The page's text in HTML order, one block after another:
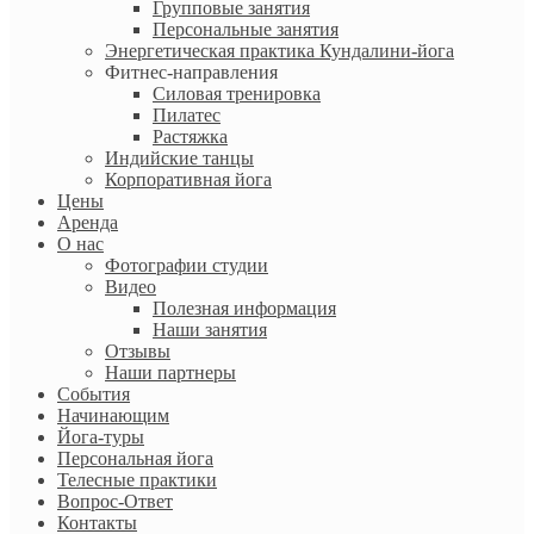
Групповые занятия
Персональные занятия
Энергетическая практика Кундалини-йога
Фитнес-направления
Силовая тренировка
Пилатес
Растяжка
Индийские танцы
Корпоративная йога
Цены
Аренда
О нас
Фотографии студии
Видео
Полезная информация
Наши занятия
Отзывы
Наши партнеры
События
Начинающим
Йога-туры
Персональная йога
Телесные практики
Вопрос-Ответ
Контакты